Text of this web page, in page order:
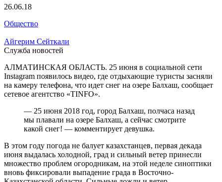
26.06.18
Общество
Айгерим Сейткали
Служба новостей
АЛМАТИНСКАЯ ОБЛАСТЬ. 25 июня в социальной сети
Instagram появилось видео, где отдыхающие туристы засняли
на камеру телефона, что идет снег на озере Балхаш, сообщает
сетевое агентство «TINFO».
— 25 июня 2018 год, город Балхаш, полчаса назад
мы плавали на озере Балхаш, а сейчас смотрите
какой снег! — комментирует девушка.
В этом году погода не балует казахстанцев, первая декада
июня выдалась холодной, град и сильный ветер принесли
множество проблем огородникам, на этой неделе синоптики
вновь фиксировали выпадение града в Восточно-